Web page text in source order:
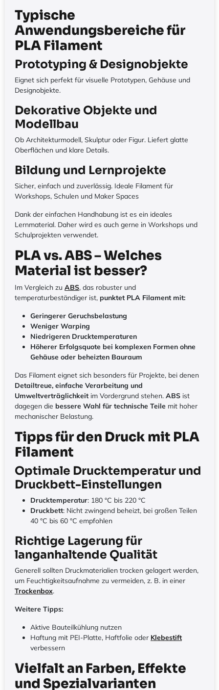
Typische
Anwendungsbereiche für
PLA Filament
Prototyping & Designobjekte
Eignet sich perfekt für visuelle Prototypen, Gehäuse und
Designobjekte.
Dekorative Objekte und
Modellbau
Ob Architekturmodell, Skulptur oder Figur. Liefert glatte
Oberflächen und klare Details.
Bildung und Lernprojekte
Sicher, einfach und zuverlässig. Ideale Filament für
Workshops, Schulen und Maker Spaces
Dank der einfachen Handhabung ist es ein ideales
Lernmaterial. Daher wird es auch gerne in Workshops und
Schulprojekten verwendet.
PLA vs. ABS – Welches
Material ist besser?
Im Vergleich zu ABS, das robuster und
temperaturbeständiger ist, punktet PLA Filament mit:
Geringerer Geruchsbelastung
Weniger Warping
Niedrigeren Drucktemperaturen
Höherer Erfolgsquote bei komplexen Formen ohne
Gehäuse oder beheizten Bauraum
Das Filament eignet sich besonders für Projekte, bei denen
Detailtreue, einfache Verarbeitung und
Umweltverträglichkeit im Vordergrund stehen. ABS ist
dagegen die bessere Wahl für technische Teile mit hoher
mechanischer Belastung.
Tipps für den Druck mit PLA
Filament
Optimale Drucktemperatur und
Druckbett-Einstellungen
Drucktemperatur: 180 °C bis 220 °C
Druckbett: Nicht zwingend beheizt, bei großen Teilen
40 °C bis 60 °C empfohlen
Richtige Lagerung für
langanhaltende Qualität
Generell sollten Druckmaterialien trocken gelagert werden,
um Feuchtigkeitsaufnahme zu vermeiden, z. B. in einer
Trockenbox.
Weitere Tipps:
Aktive Bauteilkühlung nutzen
Haftung mit PEI-Platte, Haftfolie oder Klebestift
verbessern
Vielfalt an Farben, Effekte
und Spezialvarianten